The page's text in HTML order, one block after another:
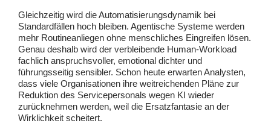
Gleichzeitig wird die Automatisierungsdynamik bei
Standardfällen hoch bleiben. Agentische Systeme werden
mehr Routineanliegen ohne menschliches Eingreifen lösen.
Genau deshalb wird der verbleibende Human-Workload
fachlich anspruchsvoller, emotional dichter und
führungsseitig sensibler. Schon heute erwarten Analysten,
dass viele Organisationen ihre weitreichenden Pläne zur
Reduktion des Servicepersonals wegen KI wieder
zurücknehmen werden, weil die Ersatzfantasie an der
Wirklichkeit scheitert.